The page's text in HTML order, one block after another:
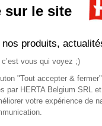
Type de plat
Salade